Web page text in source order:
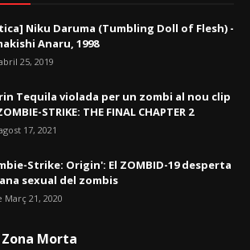
Niku Daruma (Tumbling Doll of Flesh) -
Anaru, 1998
25, 2019
Tequila violada per un zombi al nou clip
STRIKE: THE FINAL CHAPTER 2
17, 2021
Strike: Origin': El ZOMBID-19 desperta
sexual del zombis
Març 21, 2020
Morta